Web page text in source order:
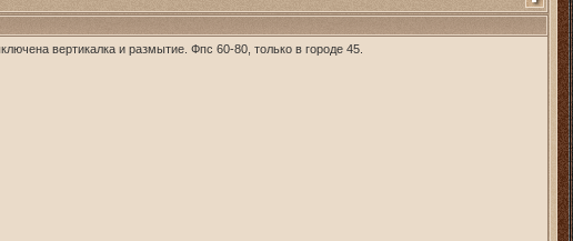
вертикалка и размытие. Фпс 60-80, только в городе 45.